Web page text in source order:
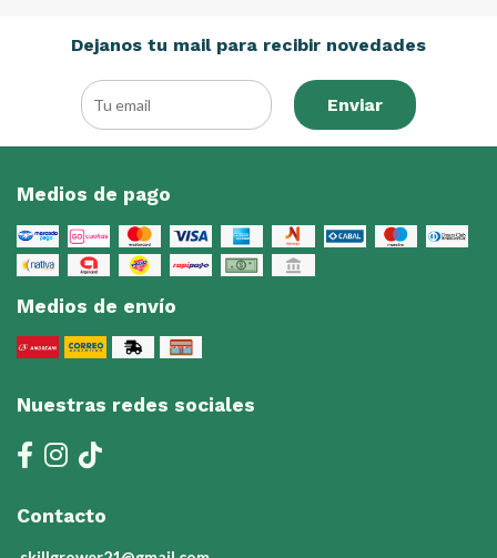
Dejanos tu mail para recibir novedades
Enviar
Medios de pago
Medios de envío
Nuestras redes sociales
Contacto